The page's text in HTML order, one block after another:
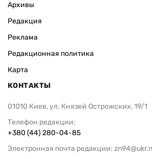
Архивы
Редакция
Реклама
Редакционная политика
Карта
КОНТАКТЫ
01010 Киев, ул. Князей Острожских, 19/1
Телефон редакции:
+380 (44) 280-04-85
Электронная почта редакции: